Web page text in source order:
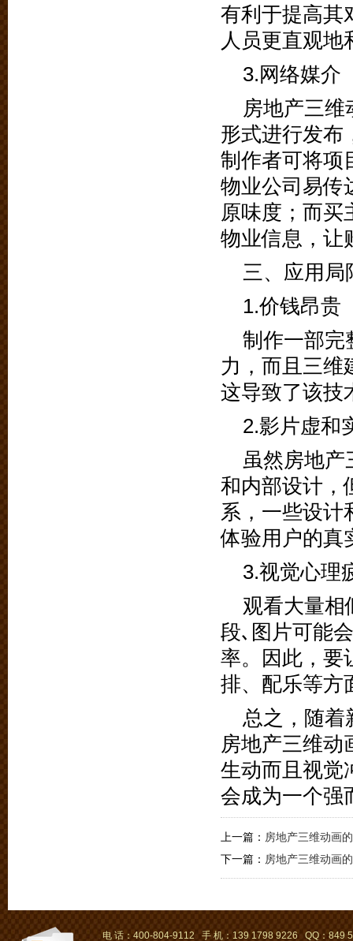
有利于提高其
人员更直观地
3.网络媒介
房地产三
形式进行发布
制作者可将项
物业公司易传
原味度；而买
物业信息，让
三、应用局
1.价钱昂贵
制作一部完
力，而且三维
这导致了该技
2.影片虚和
虽然房地
和内部设计，
系，一些设计
体验用户的真
3.视觉心理
观看大量相
段､图片可能
率。因此，要
排、配乐等方
总之，随着
房地产三维动
生动而且视觉
会成为一个强
上一篇： 房地产三维动画
下一篇： 房地产三维动画
电 话：400-804-9112 手 机：139 1798 9226 QQ：849